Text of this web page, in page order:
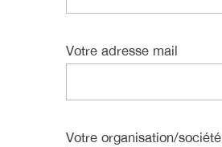
Votre adresse mail
Votre organisation/société